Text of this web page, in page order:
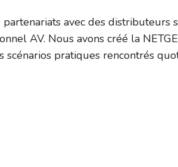
avec des
AV. Nous avons créé la
pratiques rencontrés